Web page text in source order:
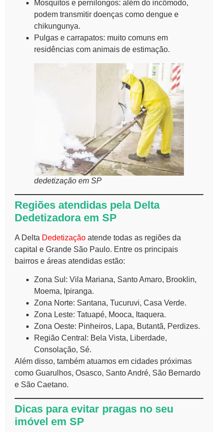
Mosquitos e pernilongos: além do incômodo,
podem transmitir doenças como dengue e
chikungunya.
Pulgas e carrapatos: muito comuns em
residências com animais de estimação.
dedetização em SP
Regiões atendidas pela Delta
Dedetizadora em SP
A Delta Dedetização atende todas as regiões da
capital e Grande São Paulo. Entre os principais
bairros e áreas atendidas estão:
Zona Sul: Vila Mariana, Santo Amaro, Brooklin,
Moema, Ipiranga.
Zona Norte: Santana, Tucuruvi, Casa Verde.
Zona Leste: Tatuapé, Mooca, Itaquera.
Zona Oeste: Pinheiros, Lapa, Butantã, Perdizes.
Região Central: Bela Vista, Liberdade,
Consolação, Sé.
Além disso, também atuamos em cidades próximas
como Guarulhos, Osasco, Santo André, São Bernardo
e São Caetano.
Dicas para evitar pragas no seu
imóvel em SP